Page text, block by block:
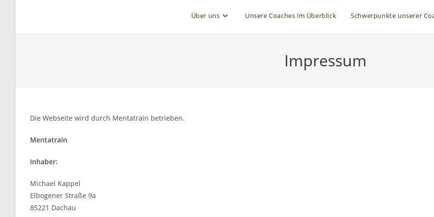
Über uns Unsere Coaches im Überblick Schwerpunkte unserer
Impressum
Die Webseite wird durch Mentatrain betrieben.
Mentatrain
Inhaber:
Michael Kappel
Elbogener Straße 9a
85221 Dachau